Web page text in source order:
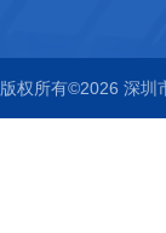
版权所有©2026 深圳